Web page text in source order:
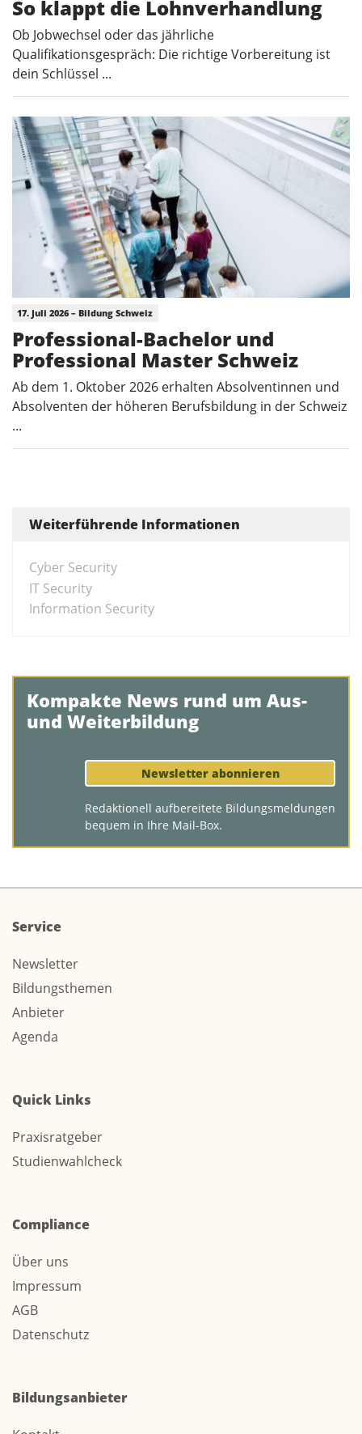
So klappt die Lohnverhandlung
Ob Jobwechsel oder das jährliche
Qualifikationsgespräch: Die richtige Vorbereitung ist
dein Schlüssel ...
17. Juli 2026 – Bildung Schweiz
Professional-Bachelor und
Professional Master Schweiz
Ab dem 1. Oktober 2026 erhalten Absolventinnen und
Absolventen der höheren Berufsbildung in der Schweiz
...
Weiterführende Informationen
Cyber Security
IT Security
Information Security
Kompakte News rund um Aus-
und Weiterbildung
Newsletter abonnieren
Redaktionell aufbereitete Bildungsmeldungen
bequem in Ihre Mail-Box.
Service
Newsletter
Bildungsthemen
Anbieter
Agenda
Quick Links
Praxisratgeber
Studienwahlcheck
Compliance
Über uns
Impressum
AGB
Datenschutz
Bildungsanbieter